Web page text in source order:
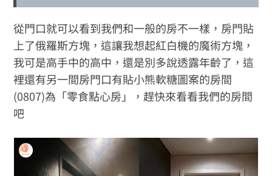
從門口就可以看到我們和一般的房不一樣，房門貼
上了俄羅斯方塊，這讓我想起紅白機的魔術方塊，
我可是高手中的高中，還是別多說透露年齡了，這
裡還有另一間房門口有貼小熊軟糖圖案的房間
(0807)為「零食點心房」，趕快來看看我們的房間
吧